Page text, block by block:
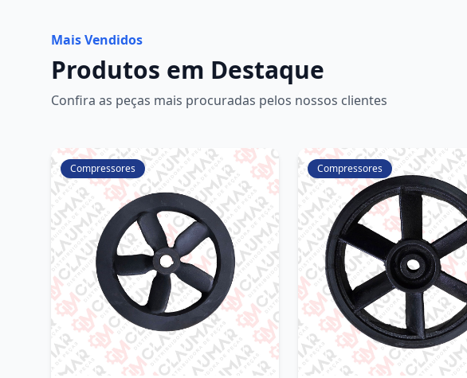
Mais Vendidos
Produtos em Destaque
Confira as peças mais procuradas pelos nossos clientes
Compressores Compressores